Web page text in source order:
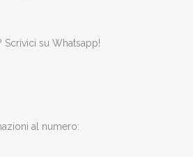
su Whatsapp!
al numero: